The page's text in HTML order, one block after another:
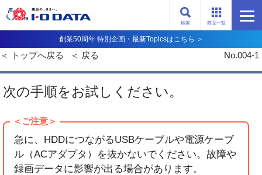
商品一覧
検索
創業50周年 特別企画・最新Topicsはこちら ＞
トップへ戻る 戻る No.004-1
次の手順をお試しください。
＜ご注意＞
急に、HDDにつながるUSBケーブルや電源ケーブ
ル（ACアダプタ）を抜かないでください。故障や
録画データに影響が出る場合があります。